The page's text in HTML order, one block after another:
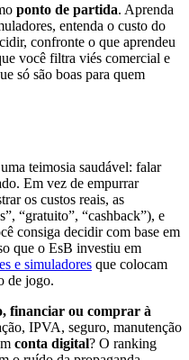
ponto de partida. Aprenda
entenda o custo do
confronte o que aprendeu
você filtra viés comercial e
só são boas para quem
teimosia saudável: falar
Em vez de empurrar
os custos reais, as
“gratuito”, “cashback”), e
consiga decidir com base em
que o EsB investiu em
e simuladores que colocam
de jogo.
financiar ou comprar à
IPVA, seguro, manutenção
conta digital? O ranking